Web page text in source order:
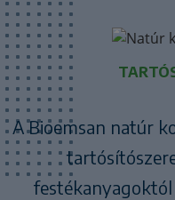
A Bioemsan natúr
festékanyagoktól